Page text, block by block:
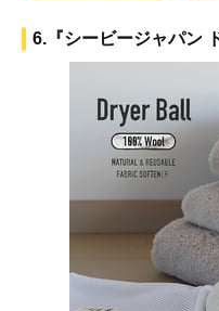
6.『シービージャパン